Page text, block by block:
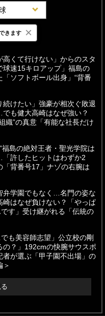
週間
高くて行けない」からのスタ
速15キロアップ」福島の
ソフトボール出身」“背番
続けたい」強豪が相次ぐ敗退
も健大高崎はなぜ強い？
織”の真意「有能な社長だけ
福島の絶対王者・聖光学院は
許したヒットはわずか2
「背番号17」ナゾの右腕は
弁学園でもなく…名門の姿な
崎はなぜ負けない？「やっぱ
です」受け継がれる「伝統の
も美容師志望」公立校の剛
の？」192cmの快腕サウスポ
が選ぶ「甲子園不出場」の
＞
きます ×